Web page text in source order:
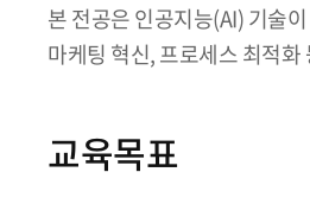
본 전공은 인공지능(AI) 기술
마케팅 혁신, 프로세스 최적
교육목표